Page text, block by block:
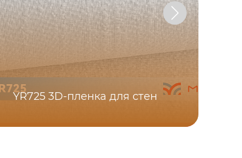
YR725 3D-пленка для стен